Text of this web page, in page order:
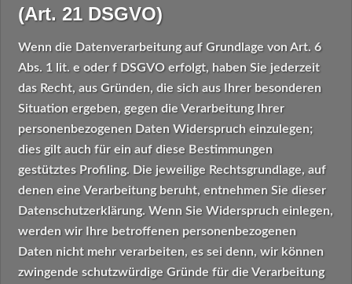
(Art. 21 DSGVO)
Wenn die Datenverarbeitung auf Grundlage von Art. 6
Abs. 1 lit. e oder f DSGVO erfolgt, haben Sie jederzeit
das Recht, aus Gründen, die sich aus Ihrer besonderen
Situation ergeben, gegen die Verarbeitung Ihrer
personenbezogenen Daten Widerspruch einzulegen;
dies gilt auch für ein auf diese Bestimmungen
gestütztes Profiling. Die jeweilige Rechtsgrundlage, auf
denen eine Verarbeitung beruht, entnehmen Sie dieser
Datenschutzerklärung. Wenn Sie Widerspruch einlegen,
werden wir Ihre betroffenen personenbezogenen
Daten nicht mehr verarbeiten, es sei denn, wir können
zwingende schutzwürdige Gründe für die Verarbeitung